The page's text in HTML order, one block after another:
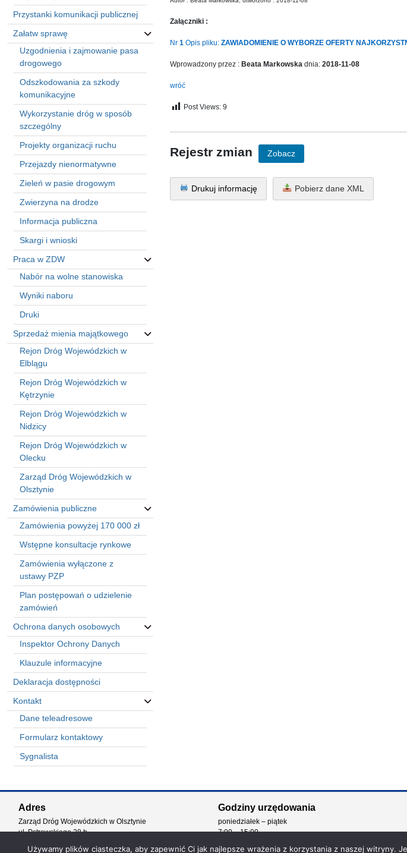
Automatically
Hierarchic
Categories
Menu
Version
2.1.0
Author:
Atakan
Docs:
https://atakanau.blogspot.com/2021/01/automatic-
menu-
wp-
plugin.html
Active
KANE
(kanewp)
Przystanki komunikacji publicznej
Załatw sprawę
Uzgodnienia i zajmowanie pasa
drogowego
Odszkodowania za szkody
komunikacyjne
Wykorzystanie dróg w sposób
szczególny
Projekty organizacji ruchu
Przejazdy nienormatywne
Zieleń w pasie drogowym
Zwierzyna na drodze
Informacja publiczna
Skargi i wnioski
Praca w ZDW
Nabór na wolne stanowiska
Wyniki naboru
Druki
Sprzedaż mienia majątkowego
Rejon Dróg Wojewódzkich w
Elblągu
Rejon Dróg Wojewódzkich w
Kętrzynie
Rejon Dróg Wojewódzkich w
Nidzicy
Rejon Dróg Wojewódzkich w
Olecku
Zarząd Dróg Wojewódzkich w
Olsztynie
Zamówienia publiczne
Zamówienia powyżej 170 000 zł
Wstępne konsultacje rynkowe
Zamówienia wyłączone z
ustawy PZP
Plan postępowań o udzielenie
zamówień
Ochrona danych osobowych
Inspektor Ochrony Danych
Klauzule informacyjne
Deklaracja dostępności
Kontakt
Dane teleadresowe
Formularz kontaktowy
Sygnalista
Categories
Załączniki :
Nr 1 Opis pliku: ZAWIADOMIENIE O WYBORZE OFERTY
Wprowadzony przez : Beata Markowska dnia: 2018-11-08
wróć
Post Views: 9
Rejestr zmian Zobacz
Drukuj informację Pobierz dane XML
Adres
Zarząd Dróg Wojewódzkich w Olsztynie
ul. Pstrowskiego 28 b
Godziny urzędowania
poniedziałek – piątek
7:00 – 15:00
Używamy plików ciasteczka, aby zapewnić Ci jak najlepsze wrażenia z korzystania z naszej witryny.